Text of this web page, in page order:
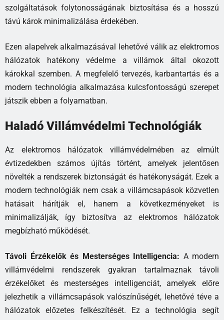
szolgáltatások folytonosságának biztosítása és a hosszú
távú károk minimalizálása érdekében.
Ezen alapelvek alkalmazásával lehetővé válik az elektromos
hálózatok hatékony védelme a villámok által okozott
károkkal szemben. A megfelelő tervezés, karbantartás és a
modern technológia alkalmazása kulcsfontosságú szerepet
játszik ebben a folyamatban.
Haladó Villámvédelmi Technológiák
Az elektromos hálózatok villámvédelmében az elmúlt
évtizedekben számos újítás történt, amelyek jelentősen
növelték a rendszerek biztonságát és hatékonyságát. Ezek a
modern technológiák nem csak a villámcsapások közvetlen
hatásait hárítják el, hanem a következményeket is
minimalizálják, így biztosítva az elektromos hálózatok
megbízható működését.
Távoli Érzékelők és Mesterséges Intelligencia: A modern
villámvédelmi rendszerek gyakran tartalmaznak távoli
érzékelőket és mesterséges intelligenciát, amelyek előre
jelezhetik a villámcsapások valószínűségét, lehetővé téve a
hálózatok előzetes felkészítését. Ez a technológia segít